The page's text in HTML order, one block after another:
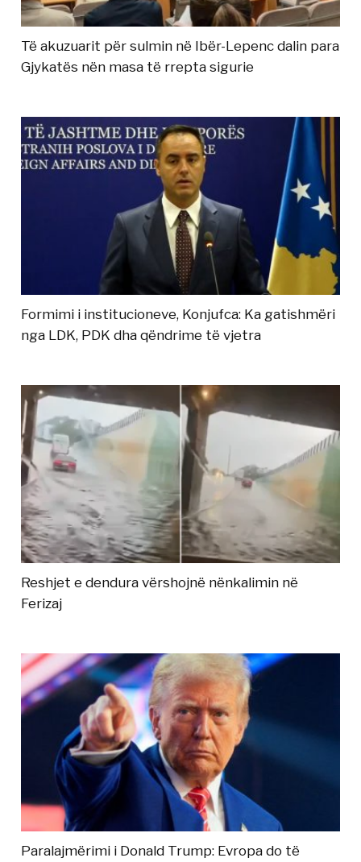
Të akuzuarit për sulmin në Ibër-Lepenc dalin para
Gjykatës nën masa të rrepta sigurie
Formimi i institucioneve, Konjufca: Ka gatishmëri
nga LDK, PDK dha qëndrime të vjetra
Reshjet e dendura vërshojnë nënkalimin në
Ferizaj
Paralajmërimi i Donald Trump: Evropa do të